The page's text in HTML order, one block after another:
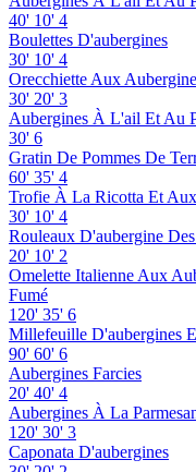
40' 10' 4
Boulettes D'aubergines
30' 10' 4
Orecchiette Aux
30' 20' 3
Aubergines À L'ail Et Au
30' 6
Gratin De Pommes De
60' 35' 4
Trofie À La Ricotta Et
30' 10' 4
Rouleaux D'aubergine
20' 10' 2
Omelette Italienne Aux
Fumé
120' 35' 6
Millefeuille D'aubergines
90' 60' 6
Aubergines Farcies
20' 40' 4
Aubergines À La
120' 30' 3
Caponata D'aubergines